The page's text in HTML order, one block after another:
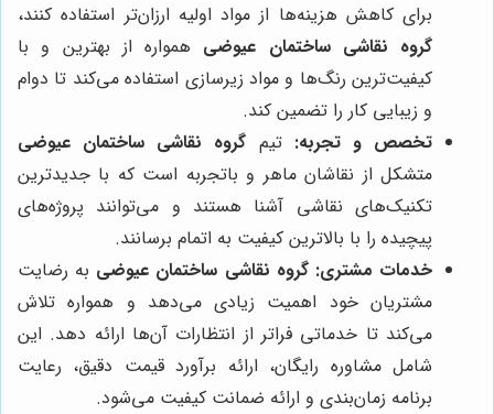
برای کاهش هزینه‌ها از مواد اولیه ارزان‌تر استفاده کنند،
گروه نقاشی ساختمان عیوضی همواره از بهترین و با
کیفیت‌ترین رنگ‌ها و مواد زیرسازی استفاده می‌کند تا دوام
و زیبایی کار را تضمین کند.
تخصص و تجربه: تیم گروه نقاشی ساختمان عیوضی
متشکل از نقاشان ماهر و باتجربه است که با جدیدترین
تکنیک‌های نقاشی آشنا هستند و می‌توانند پروژه‌های
پیچیده را با بالاترین کیفیت به اتمام برسانند.
خدمات مشتری: گروه نقاشی ساختمان عیوضی به رضایت
مشتریان خود اهمیت زیادی می‌دهد و همواره تلاش
می‌کند تا خدماتی فراتر از انتظارات آن‌ها ارائه دهد. این
شامل مشاوره رایگان، ارائه برآورد قیمت دقیق، رعایت
برنامه زمان‌بندی و ارائه ضمانت کیفیت می‌شود.